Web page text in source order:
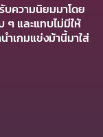
บความนิยมมาโดย
ๆ และแทบไม่มีให้
ำเกมแข่งม้านี้มาใส่